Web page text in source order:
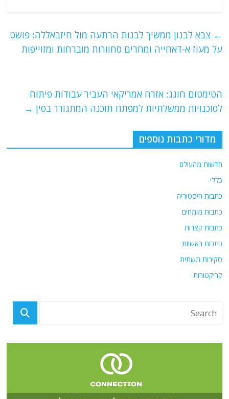
s
A
g
ra
l
er
e
b
k
← צבא לבנון ממשיך לבנות הרתעה מול חיזבאללה: פושט
על מעוז א-דאחייה ומחרים סחוורות מוברחות ומזוייפות
הטימטום חוגג: אזרח אמריקאי העביר עבודות פיתוח
לסוכנויות ממשלתיות למפתח תוכנה המתגורר בסין →
מדורי כתבות נוספים
חדשות מהעולם
כללי
כתבות היסטוריה
כתבות מומחים
כתבות קצרות
כתבות ראשיות
סקירות תשתית
קריקטורות